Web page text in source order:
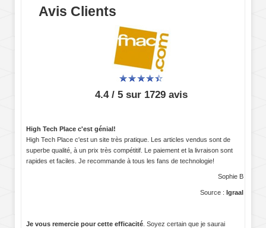
Avis Clients
4.4 / 5 sur 1729 avis
High Tech Place c'est génial!
High Tech Place c'est un site très pratique. Les articles vendus sont de
superbe qualité, à un prix très compétitif. Le paiement et la livraison sont
rapides et faciles. Je recommande à tous les fans de technologie!
Sophie B
Source : Igraal
Je vous remercie pour cette efficacité . Soyez certain que je saurai